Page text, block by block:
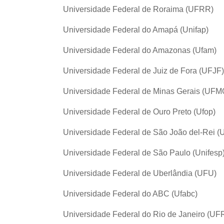
Universidade Federal de Roraima (UFRR)
Universidade Federal do Amapá (Unifap)
Universidade Federal do Amazonas (Ufam)
Universidade Federal de Juiz de Fora (UFJF)
Universidade Federal de Minas Gerais
Universidade Federal de Ouro Preto (Ufop)
Universidade Federal de São João del-Rei
Universidade Federal de São Paulo
Universidade Federal de Uberlândia (UFU)
Universidade Federal do ABC (Ufabc)
Universidade Federal do Rio de Janeiro